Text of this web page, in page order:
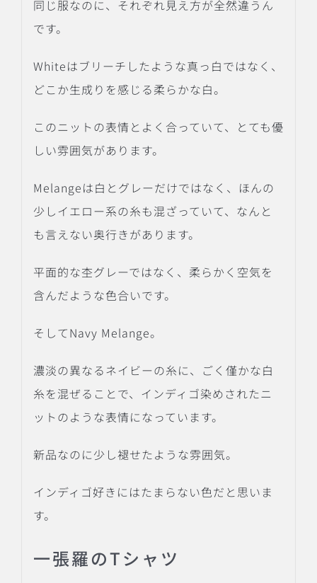
同じ服なのに、それぞれ見え方が全然違うん
です。
Whiteはブリーチしたような真っ白ではなく、
どこか生成りを感じる柔らかな白。
このニットの表情とよく合っていて、とても優
しい雰囲気があります。
Melangeは白とグレーだけではなく、ほんの
少しイエロー系の糸も混ざっていて、なんと
も言えない奥行きがあります。
平面的な杢グレーではなく、柔らかく空気を
含んだような色合いです。
そしてNavy Melange。
濃淡の異なるネイビーの糸に、ごく僅かな白
糸を混ぜることで、インディゴ染めされたニ
ットのような表情になっています。
新品なのに少し褪せたような雰囲気。
インディゴ好きにはたまらない色だと思いま
す。
一張羅のTシャツ